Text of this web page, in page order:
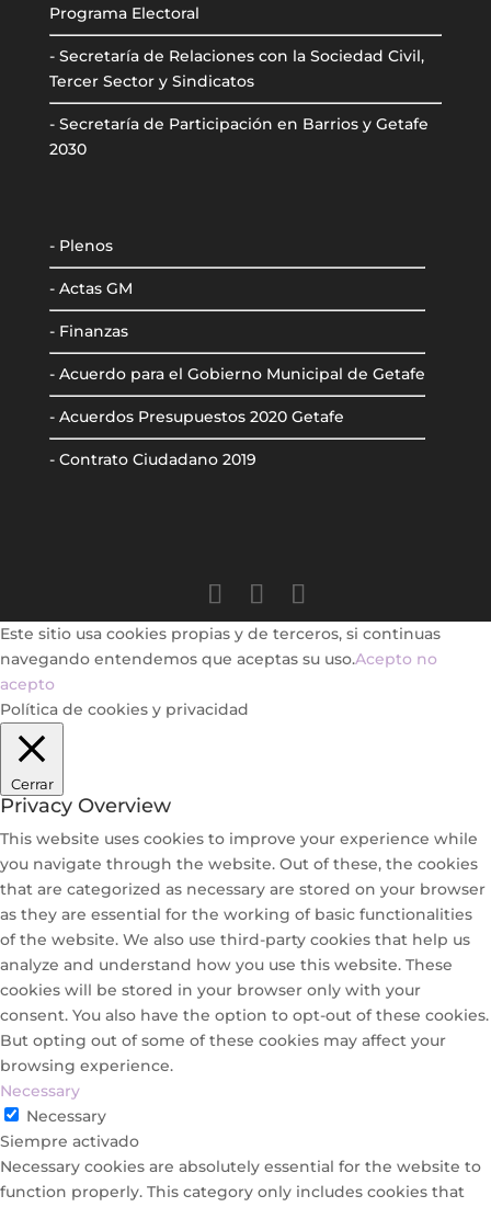
Programa Electoral
- Secretaría de Relaciones con la Sociedad Civil,
Tercer Sector y Sindicatos
- Secretaría de Participación en Barrios y Getafe
2030
- Plenos
- Actas GM
- Finanzas
- Acuerdo para el Gobierno Municipal de Getafe
- Acuerdos Presupuestos 2020 Getafe
- Contrato Ciudadano 2019
Este sitio usa cookies propias y de terceros, si continuas
navegando entendemos que aceptas su uso.Acepto no
acepto
Política de cookies y privacidad
Cerrar
Privacy Overview
This website uses cookies to improve your experience while
you navigate through the website. Out of these, the cookies
that are categorized as necessary are stored on your browser
as they are essential for the working of basic functionalities
of the website. We also use third-party cookies that help us
analyze and understand how you use this website. These
cookies will be stored in your browser only with your
consent. You also have the option to opt-out of these cookies.
But opting out of some of these cookies may affect your
browsing experience.
Necessary
Necessary
Siempre activado
Necessary cookies are absolutely essential for the website to
function properly. This category only includes cookies that